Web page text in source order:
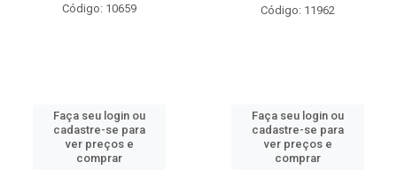
Código: 10659
Faça seu login ou
cadastre-se para
ver preços e
comprar
Código: 11962
Faça seu login ou
cadastre-se para
ver preços e
comprar